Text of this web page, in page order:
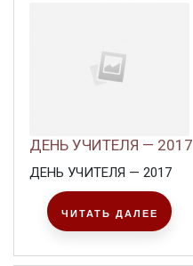
ДЕНЬ УЧИТЕЛЯ — 2017
ДЕНЬ УЧИТЕЛЯ — 2017
ЧИТАТЬ ДАЛЕЕ